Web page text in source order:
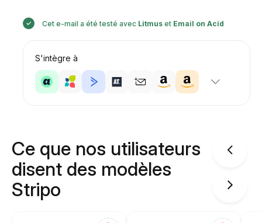
Cet e-mail a été testé avec Litmus et Email on Acid
S'intègre à
Ce que nos utilisateurs
disent des modèles
Stripo